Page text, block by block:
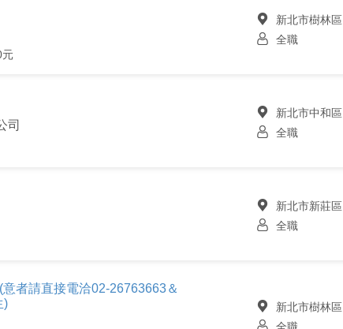
新北市樹林區
全職
司
新北市中和區
全職
新北市新莊區
全職
者請直接電洽02-26763663＆
)
新北市樹林區
全職